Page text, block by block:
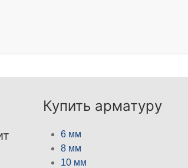
Купить арматуру
6 мм
8 мм
10 мм